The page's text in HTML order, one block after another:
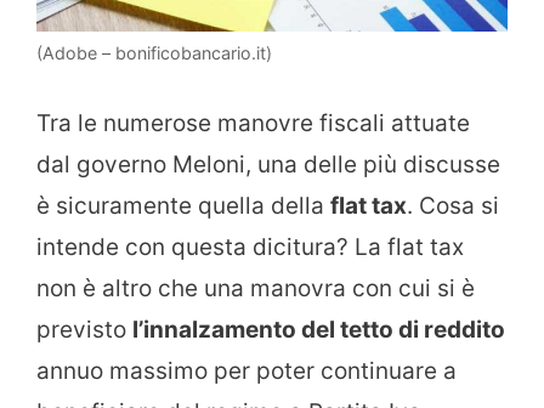
(Adobe – bonificobancario.it)
Tra le numerose manovre fiscali attuate
dal governo Meloni, una delle più discusse
è sicuramente quella della flat tax. Cosa si
intende con questa dicitura? La flat tax
non è altro che una manovra con cui si è
previsto l’innalzamento del tetto di reddito
annuo massimo per poter continuare a